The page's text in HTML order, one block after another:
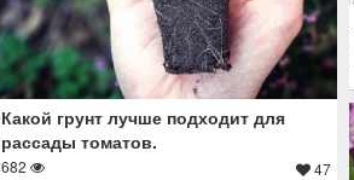
Какой грунт лучше подходит для
рассады томатов.
682 47